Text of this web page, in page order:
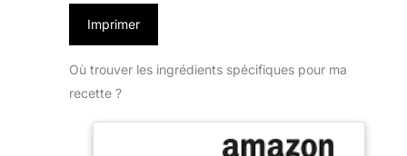
Imprimer
Où trouver les ingrédients spécifiques pour ma
recette ?